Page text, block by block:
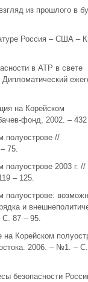
из прошлого в
Россия – США –
в АТР в свете
на Корейском
фонд, 2002. –
полуострове //
75.
2003 г. //
– 125.
полуострове:
и
С. 87 – 95.
Корейском
2006. – №1. –
безопасности